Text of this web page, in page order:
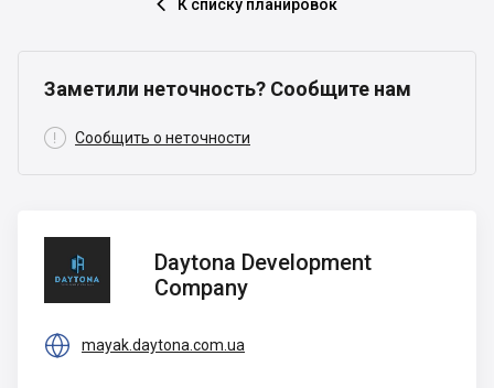
 К списку планировок
Заметили неточность? Сообщите нам
 Сообщить о неточности
Development
Company
Daytona Development
Company
 mayak.daytona.com.ua